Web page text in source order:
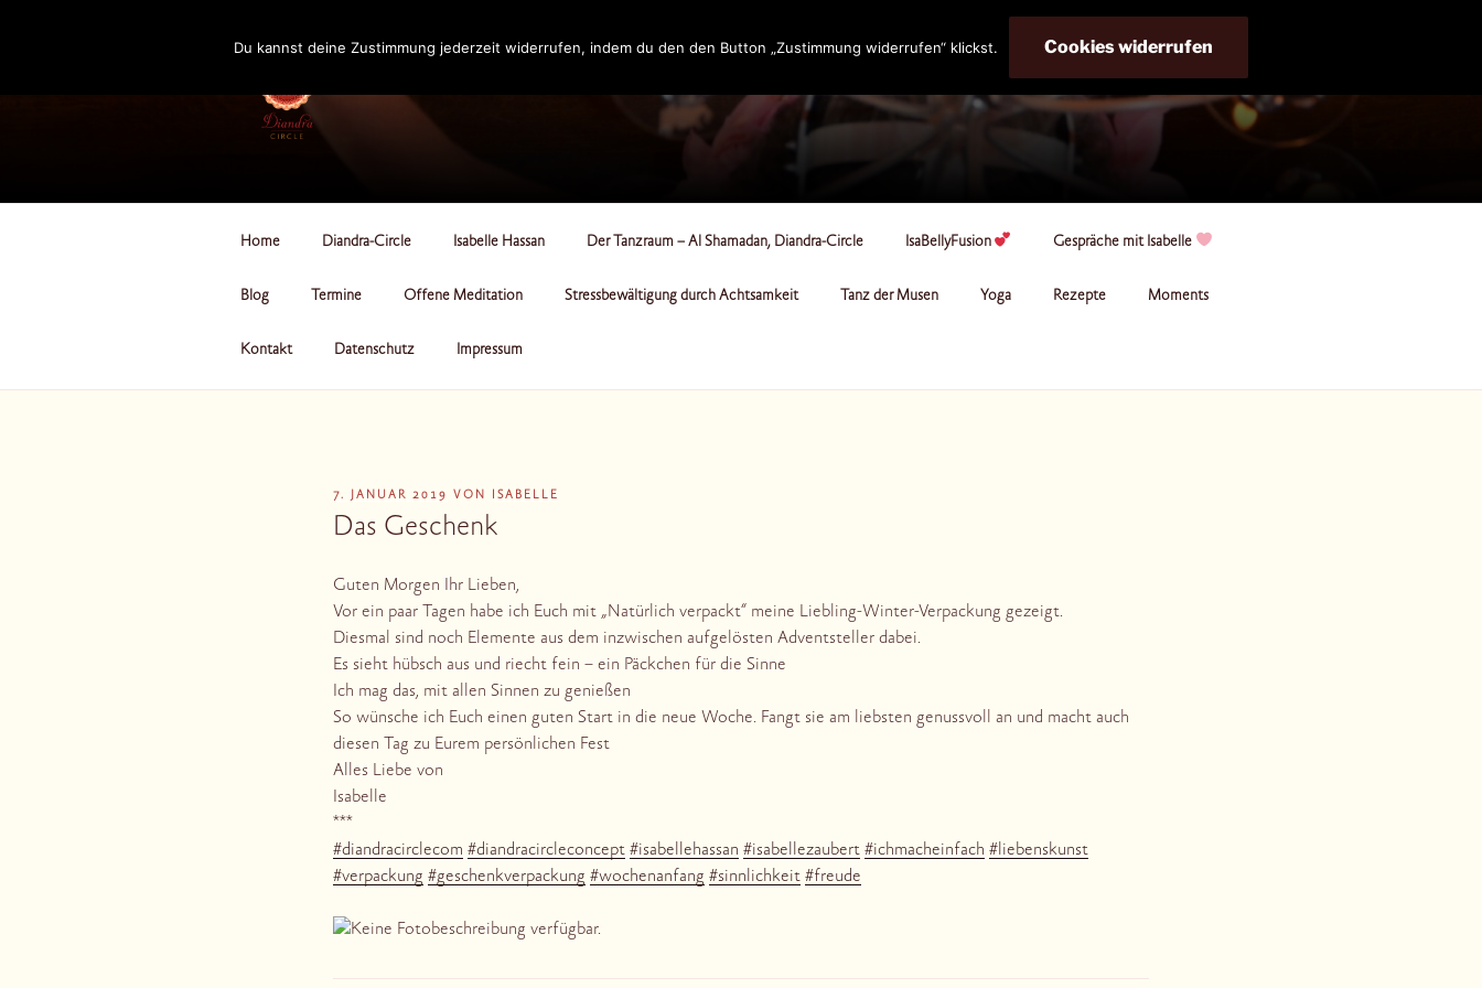
Home Diandra-Circle Isabelle Hassan Der Tanzraum – Al Shamadan, Diandra-Circle IsaBellyFusion Gespräche mit Isabelle
Blog Termine Offene Meditation Stressbewältigung durch Achtsamkeit Tanz der Musen Yoga Rezepte Moments
Kontakt Datenschutz Impressum
VERÖFFENTLICHT
7. JANUAR 2019 VON ISABELLE
Das Geschenk
Guten Morgen Ihr Lieben,
Vor ein paar Tagen habe ich Euch mit „Natürlich verpackt“ meine Liebling-Winter-Verpackung gezeigt.
Diesmal sind noch Elemente aus dem inzwischen aufgelösten Adventsteller dabei.
Es sieht hübsch aus und riecht fein – ein Päckchen für die Sinne
Ich mag das, mit allen Sinnen zu genießen
So wünsche ich Euch einen guten Start in die neue Woche. Fangt sie am liebsten genussvoll an und macht auch
diesen Tag zu Eurem persönlichen Fest
Alles Liebe von
Isabelle
***
#diandracirclecom #diandracircleconcept #isabellehassan #isabellezaubert #ichmacheinfach #liebenskunst
#verpackung #geschenkverpackung #wochenanfang #sinnlichkeit #freude
Du kannst deine Zustimmung jederzeit widerrufen, indem du den den Button „Zustimmung widerrufen“ klickst. Cookies widerrufen